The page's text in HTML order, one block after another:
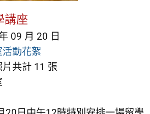
講座
09 月 20 日
動花絮
片共計 11 張